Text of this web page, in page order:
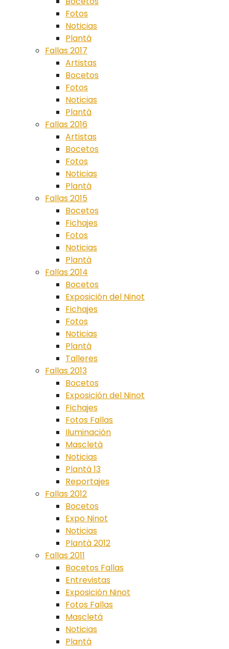
Fotos
Noticias
Plantá
Fallas 2017
Artistas
Bocetos
Fotos
Noticias
Plantà
Fallas 2016
Artistas
Bocetos
Fotos
Noticias
Plantà
Fallas 2015
Bocetos
Fichajes
Fotos
Noticias
Plantà
Fallas 2014
Bocetos
Exposición del Ninot
Fichajes
Fotos
Noticias
Plantà
Talleres
Fallas 2013
Bocetos
Exposición del Ninot
Fichajes
Fotos Fallas
Iluminación
Mascletà
Noticias
Plantà 13
Reportajes
Fallas 2012
Bocetos
Expo Ninot
Noticias
Plantà 2012
Fallas 2011
Bocetos Fallas
Entrevistas
Exposición Ninot
Fotos Fallas
Mascletá
Noticias
Plantà